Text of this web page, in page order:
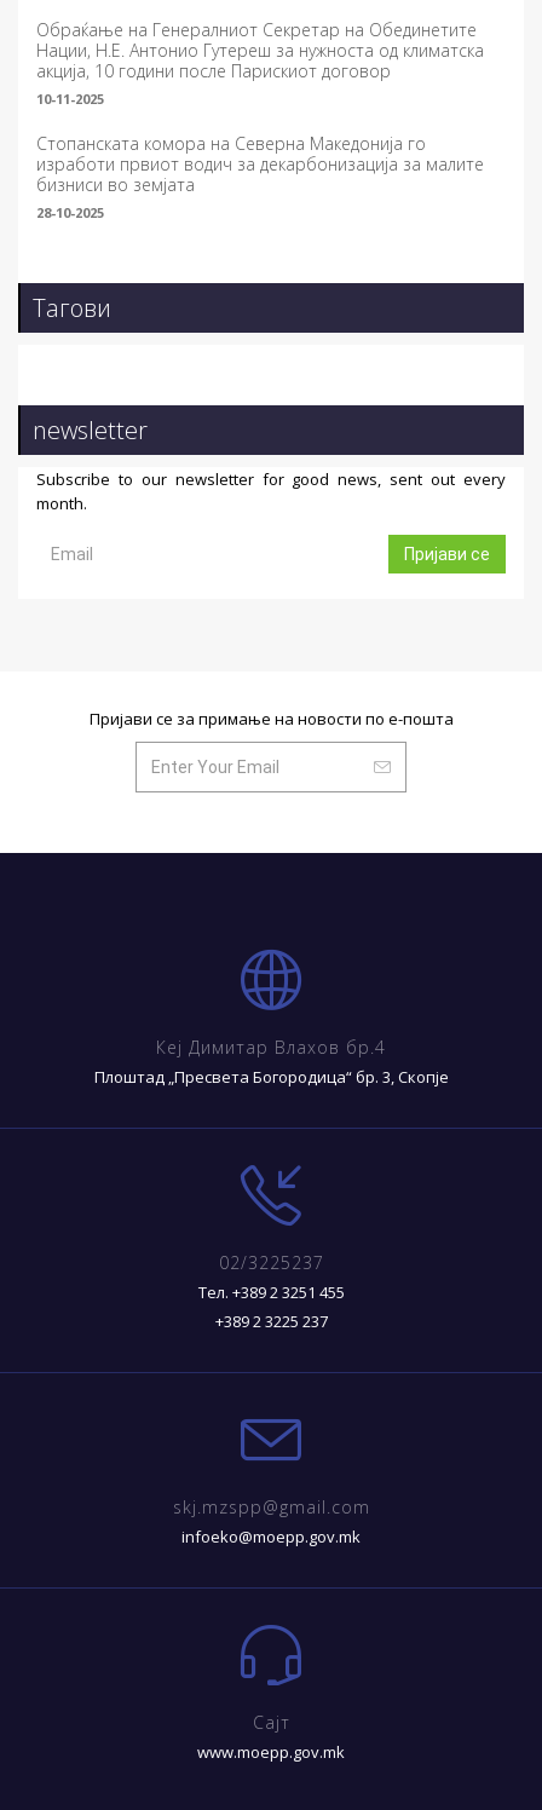
Обраќање на Генералниот Секретар на Обединетите
Нации, Н.Е. Антонио Гутереш за нужноста од климатска
акција, 10 години после Парискиот договор
10-11-2025
Стопанската комора на Северна Македонија го
изработи првиот водич за декарбонизација за малите
бизниси во земјата
28-10-2025
Тагови
newsletter
Subscribe to our newsletter for good news, sent out every
month.
Пријави се
Пријави се за примање на новости по е-пошта
Кеј Димитар Влахов бр.4
Плоштад „Пресвета Богородица“ бр. 3, Скопје
02/3225237
Тел. +389 2 3251 455
+389 2 3225 237
skj.mzspp@gmail.com
infoeko@moepp.gov.mk
Сајт
www.moepp.gov.mk